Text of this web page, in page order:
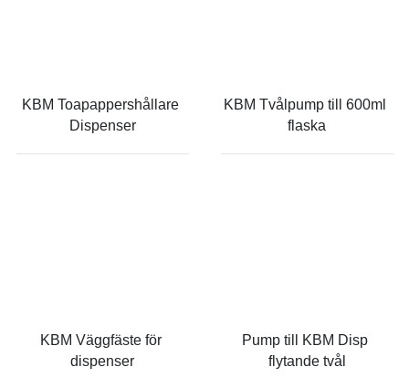
KBM Toapappershållare
Dispenser
KBM Tvålpump till 600ml
flaska
KBM Väggfäste för
dispenser
Pump till KBM Disp
flytande tvål